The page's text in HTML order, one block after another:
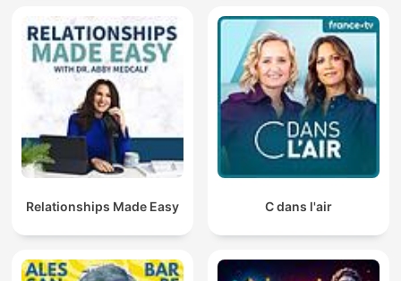
Relationships Made Easy C dans l'air